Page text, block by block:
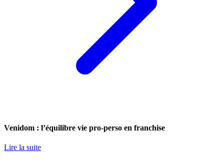
Venidom : l’équilibre vie pro-perso en franchise
Lire la suite